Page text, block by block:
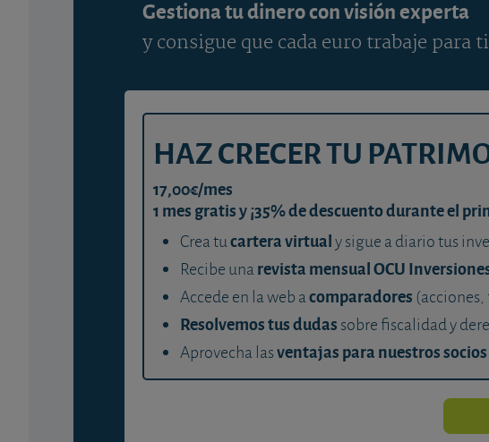
Gestiona tu dinero con visión experta
y consigue que cada euro trabaje para ti
HAZ CRECER TU
17,00€/mes
1 mes gratis y ¡35% de descuento durante el
Crea tucartera virtualy sigue a diario tus
Recibe unarevista mensual OCU
Accede en la web acomparadores (acciones,
Resolvemos tus dudas sobre fiscalidad y
Aprovecha lasventajas para nuestros socios